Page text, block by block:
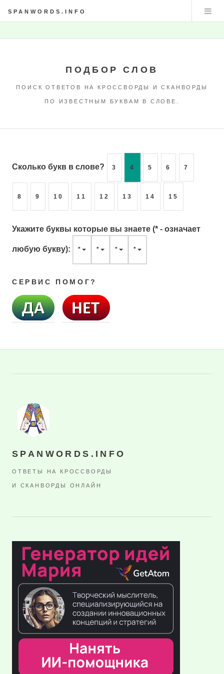
SPANWORDS.INFO
ПОДБОР СЛОВ
ПОИСК ОТВЕТОВ НА КРОССВОРДЫ И СКАНВОРДЫ
ПО ИЗВЕСТНЫМ БУКВАМ В СЛОВЕ.
Сколько букв в слове? 3 4 5 6 7
8 9 10 11 12 13 14 15
Укажите буквы которые вы знаете (* - означает
любую букву): * * * *
СЕРВИС ПОМОГ?
SPANWORDS.INFO
ОТВЕТЫ НА КРОССВОРДЫ
И СКАНВОРДЫ ОНЛАЙН